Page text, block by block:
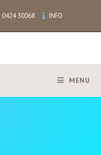
0424 30068 INFO
MENU